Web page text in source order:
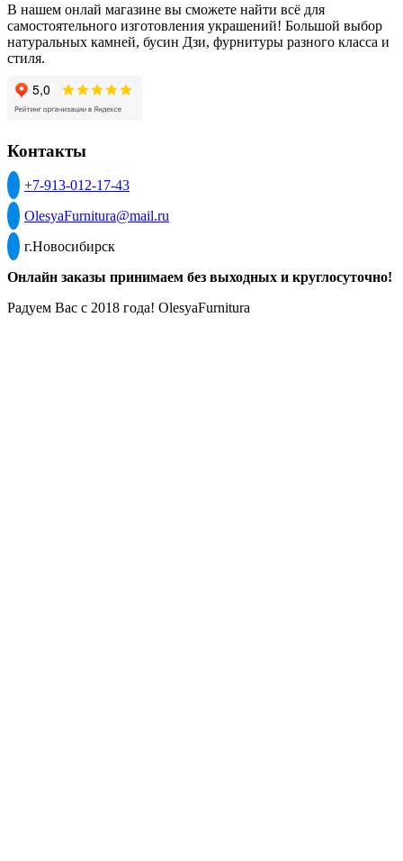
В нашем онлай магазине вы сможете найти всё для
самостоятельного изготовления украшений! Большой выбор
натуральных камней, бусин Дзи, фурнитуры разного класса и
стиля.
Контакты
+7-913-012-17-43
OlesyaFurnitura@mail.ru
г.Новосибирск
Онлайн заказы принимаем без выходных и круглосуточно!
Радуем Вас с 2018 года! OlesyaFurnitura